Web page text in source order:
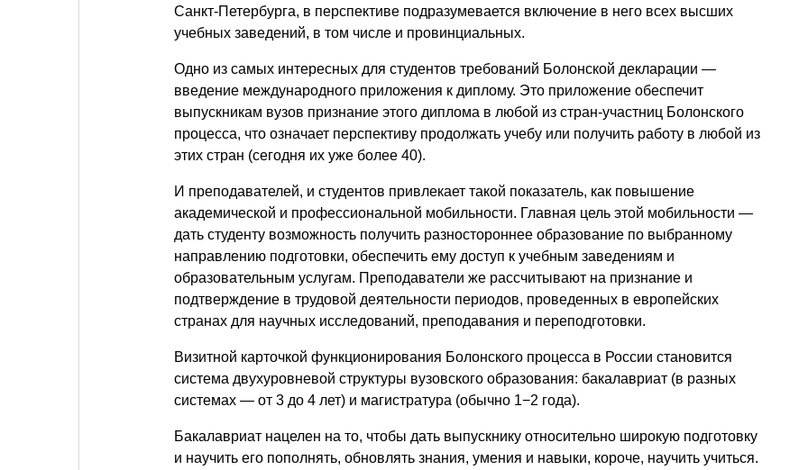
Санкт-Петербурга, в перспективе подразумевается включение в него всех высших
учебных заведений, в том числе и провинциальных.
Одно из самых интересных для студентов требований Болонской декларации —
введение международного приложения к диплому. Это приложение обеспечит
выпускникам вузов признание этого диплома в любой из стран-участниц Болонского
процесса, что означает перспективу продолжать учебу или получить работу в любой из
этих стран (сегодня их уже более 40).
И преподавателей, и студентов привлекает такой показатель, как повышение
академической и профессиональной мобильности. Главная цель этой мобильности —
дать студенту возможность получить разностороннее образование по выбранному
направлению подготовки, обеспечить ему доступ к учебным заведениям и
образовательным услугам. Преподаватели же рассчитывают на признание и
подтверждение в трудовой деятельности периодов, проведенных в европейских
странах для научных исследований, преподавания и переподготовки.
Визитной карточкой функционирования Болонского процесса в России становится
система двухуровневой структуры вузовского образования: бакалавриат (в разных
системах — от 3 до 4 лет) и магистратура (обычно 1−2 года).
Бакалавриат нацелен на то, чтобы дать выпускнику относительно широкую подготовку
и научить его пополнять, обновлять знания, умения и навыки, короче, научить учиться.